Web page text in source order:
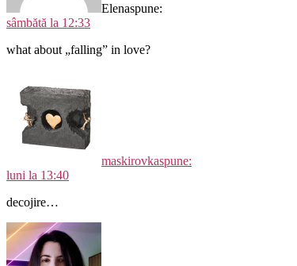
Elenaspune:
sâmbătă la 12:33
what about „falling” in love?
maskirovkaspune:
luni la 13:40
decojire…